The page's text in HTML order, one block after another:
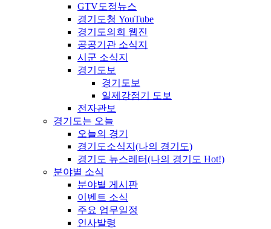
GTV도정뉴스
경기도청 YouTube
경기도의회 웹진
공공기관 소식지
시군 소식지
경기도보
경기도보
일제강점기 도보
전자관보
경기도는 오늘
오늘의 경기
경기도소식지(나의 경기도)
경기도 뉴스레터(나의 경기도 Hot!)
분야별 소식
분야별 게시판
이벤트 소식
주요 업무일정
인사발령